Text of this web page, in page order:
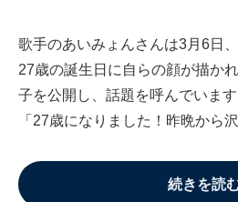
歌手のあいみょんさんは3月6日
27歳の誕生日に自らの顔が描か
子を公開し、話題を呼んでいま
「27歳になりました！昨晩から
続きを読